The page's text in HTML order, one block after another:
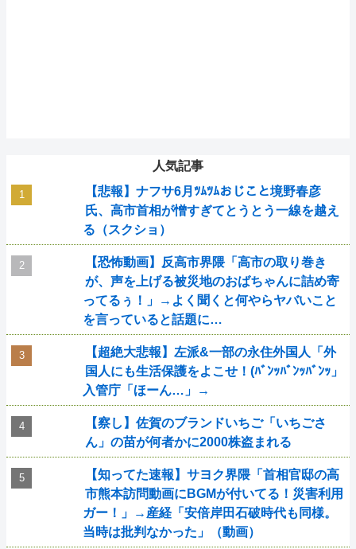
人気記事
【悲報】ナフサ6月ﾂﾑﾂﾑおじこと境野春彦
氏、高市首相が憎すぎてとうとう一線を越え
る（スクショ）
【恐怖動画】反高市界隈「高市の取り巻き
が、声を上げる被災地のおばちゃんに詰め寄
ってるぅ！」→よく聞くと何やらヤバいこと
を言っていると話題に…
【超絶大悲報】左派&一部の永住外国人「外
国人にも生活保護をよこせ！(ﾊﾞﾝｯﾊﾞﾝｯﾊﾞﾝｯ」
入管庁「ほーん…」→
【察し】佐賀のブランドいちご「いちごさ
ん」の苗が何者かに2000株盗まれる
【知ってた速報】サヨク界隈「首相官邸の高
市熊本訪問動画にBGMが付いてる！災害利用
ガー！」→産経「安倍岸田石破時代も同様。
当時は批判なかった」（動画）